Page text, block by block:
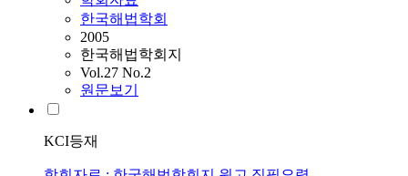
한국해법학회
2005
한국해법학회지
Vol.27 No.2
원문보기
KCI등재